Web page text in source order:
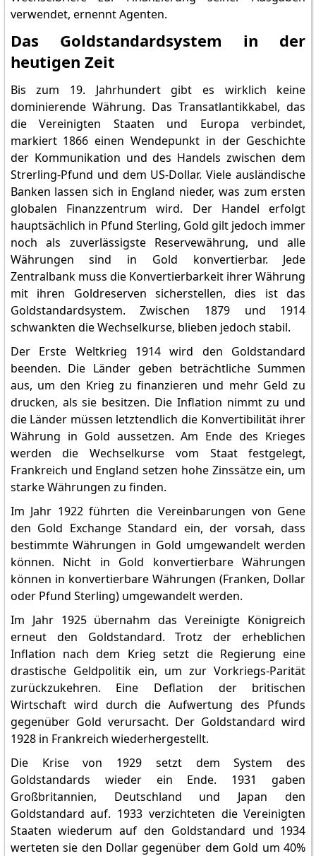
verwendet, ernennt Agenten.
Das Goldstandardsystem in der
heutigen Zeit
Bis zum 19. Jahrhundert gibt es wirklich keine
dominierende Währung. Das Transatlantikkabel, das
die Vereinigten Staaten und Europa verbindet,
markiert 1866 einen Wendepunkt in der Geschichte
der Kommunikation und des Handels zwischen dem
Strerling-Pfund und dem US-Dollar. Viele ausländische
Banken lassen sich in England nieder, was zum ersten
globalen Finanzzentrum wird. Der Handel erfolgt
hauptsächlich in Pfund Sterling, Gold gilt jedoch immer
noch als zuverlässigste Reservewährung, und alle
Währungen sind in Gold konvertierbar. Jede
Zentralbank muss die Konvertierbarkeit ihrer Währung
mit ihren Goldreserven sicherstellen, dies ist das
Goldstandardsystem. Zwischen 1879 und 1914
schwankten die Wechselkurse, blieben jedoch stabil.
Der Erste Weltkrieg 1914 wird den Goldstandard
beenden. Die Länder geben beträchtliche Summen
aus, um den Krieg zu finanzieren und mehr Geld zu
drucken, als sie besitzen. Die Inflation nimmt zu und
die Länder müssen letztendlich die Konvertibilität ihrer
Währung in Gold aussetzen. Am Ende des Krieges
werden die Wechselkurse vom Staat festgelegt,
Frankreich und England setzen hohe Zinssätze ein, um
starke Währungen zu finden.
Im Jahr 1922 führten die Vereinbarungen von Gene
den Gold Exchange Standard ein, der vorsah, dass
bestimmte Währungen in Gold umgewandelt werden
können. Nicht in Gold konvertierbare Währungen
können in konvertierbare Währungen (Franken, Dollar
oder Pfund Sterling) umgewandelt werden.
Im Jahr 1925 übernahm das Vereinigte Königreich
erneut den Goldstandard. Trotz der erheblichen
Inflation nach dem Krieg setzt die Regierung eine
drastische Geldpolitik ein, um zur Vorkriegs-Parität
zurückzukehren. Eine Deflation der britischen
Wirtschaft wird durch die Aufwertung des Pfunds
gegenüber Gold verursacht. Der Goldstandard wird
1928 in Frankreich wiederhergestellt.
Die Krise von 1929 setzt dem System des
Goldstandards wieder ein Ende. 1931 gaben
Großbritannien, Deutschland und Japan den
Goldstandard auf. 1933 verzichteten die Vereinigten
Staaten wiederum auf den Goldstandard und 1934
werteten sie den Dollar gegenüber dem Gold um 40%